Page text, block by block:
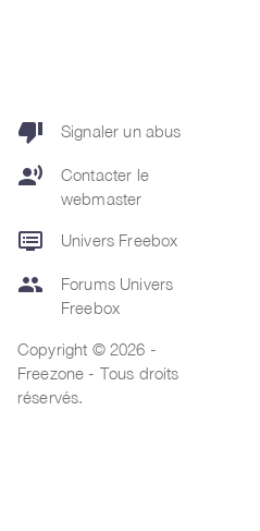
thumb_down Signaler un abus
record_voice_over
Contacter le
webmaster
dvr Univers Freebox
group
Forums Univers
Freebox
Copyright © 2026 -
Freezone - Tous droits
réservés.